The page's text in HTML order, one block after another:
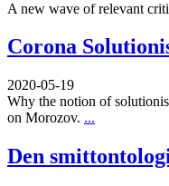
A new wave of relevant
Corona
2020-05-19
Why the notion of
on Morozov. ...
Den